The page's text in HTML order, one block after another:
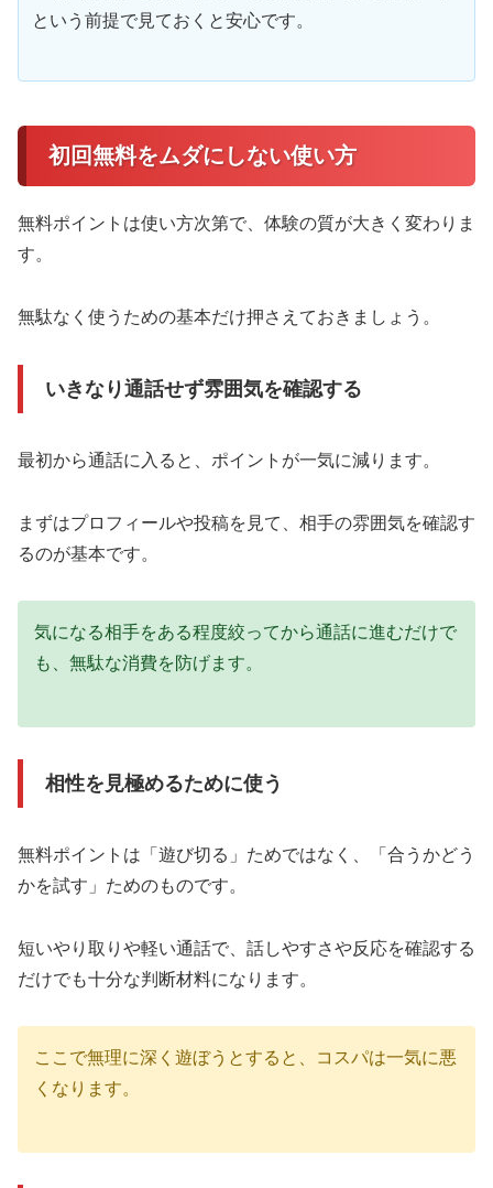
という前提で見ておくと安心です。
初回無料をムダにしない使い方
無料ポイントは使い方次第で、体験の質が大きく変わりま
す。
無駄なく使うための基本だけ押さえておきましょう。
いきなり通話せず雰囲気を確認する
最初から通話に入ると、ポイントが一気に減ります。
まずはプロフィールや投稿を見て、相手の雰囲気を確認す
るのが基本です。
気になる相手をある程度絞ってから通話に進むだけで
も、無駄な消費を防げます。
相性を見極めるために使う
無料ポイントは「遊び切る」ためではなく、「合うかどう
かを試す」ためのものです。
短いやり取りや軽い通話で、話しやすさや反応を確認する
だけでも十分な判断材料になります。
ここで無理に深く遊ぼうとすると、コスパは一気に悪
くなります。